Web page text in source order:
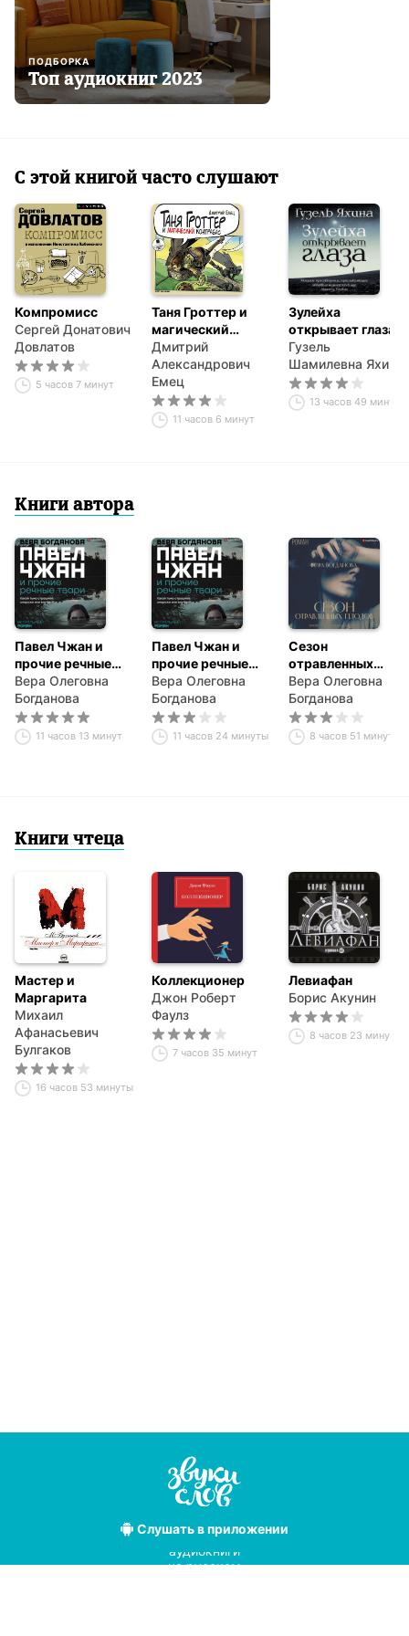
ПОДБОРКА
Топ аудиокниг 2023
С этой книгой часто слушают
Компромисс
Сергей Донатович
Довлатов
5 часов 7 минут
Таня Гроттер и
магический
контрабас
Дмитрий
Александрович
Емец
11 часов 6 минут
Зулейха
открывает глаза
Гузель
Шамилевна Яхина
13 часов 49 минут
Книги автора
Павел Чжан и
прочие речные
твари
Вера Олеговна
Богданова
11 часов 13 минут
Павел Чжан и
прочие речные
твари
Вера Олеговна
Богданова
11 часов 24 минуты
Сезон
отравленных
плодов
Вера Олеговна
Богданова
8 часов 51 минута
Книги чтеца
Мастер и
Маргарита
Михаил
Афанасьевич
Булгаков
16 часов 53 минуты
Коллекционер
Джон Роберт
Фаулз
7 часов 35 минут
Левиафан
Борис Акунин
8 часов 23 минуты
Слушатьв приложении
Лучшие
аудиокниги
на русском